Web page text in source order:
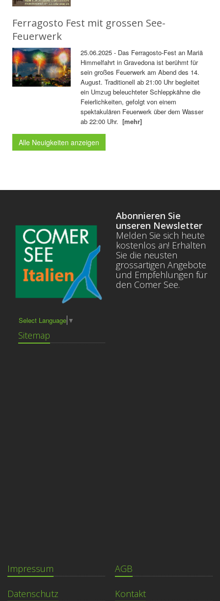
Ferragosto Fest mit grossen See-
Feuerwerk
25.06.2025 - Das Ferragosto-Fest an Mariä
Himmelfahrt in Gravedona ist berühmt für
sein großes Feuerwerk am Abend des 14.
August. Traditionell ab 21:00 Uhr begleitet
ein Umzug beleuchteter Schleppkähne die
Feierlichkeiten, gefolgt von einem
spektakulären Feuerwerk über dem Wasser
ab 22:00 Uhr.[mehr]
Alle Neuigkeiten anzeigen
Select Language ▼
Sitemap
Abonnieren Sie
unseren Newsletter
Melden Sie sich heute
kostenlos an! Erhalten
Sie die neusten
grossartigen Angebote
und Empfehlungen für
den Comer See.
Impressum
Datenschutz
AGB
Kontakt